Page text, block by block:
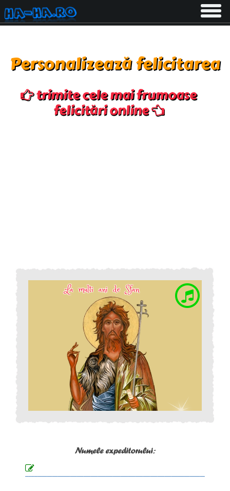
Toggle
Personalizează felicitarea
trimite cele mai frumoase
felicitări online
Numele expeditorului: